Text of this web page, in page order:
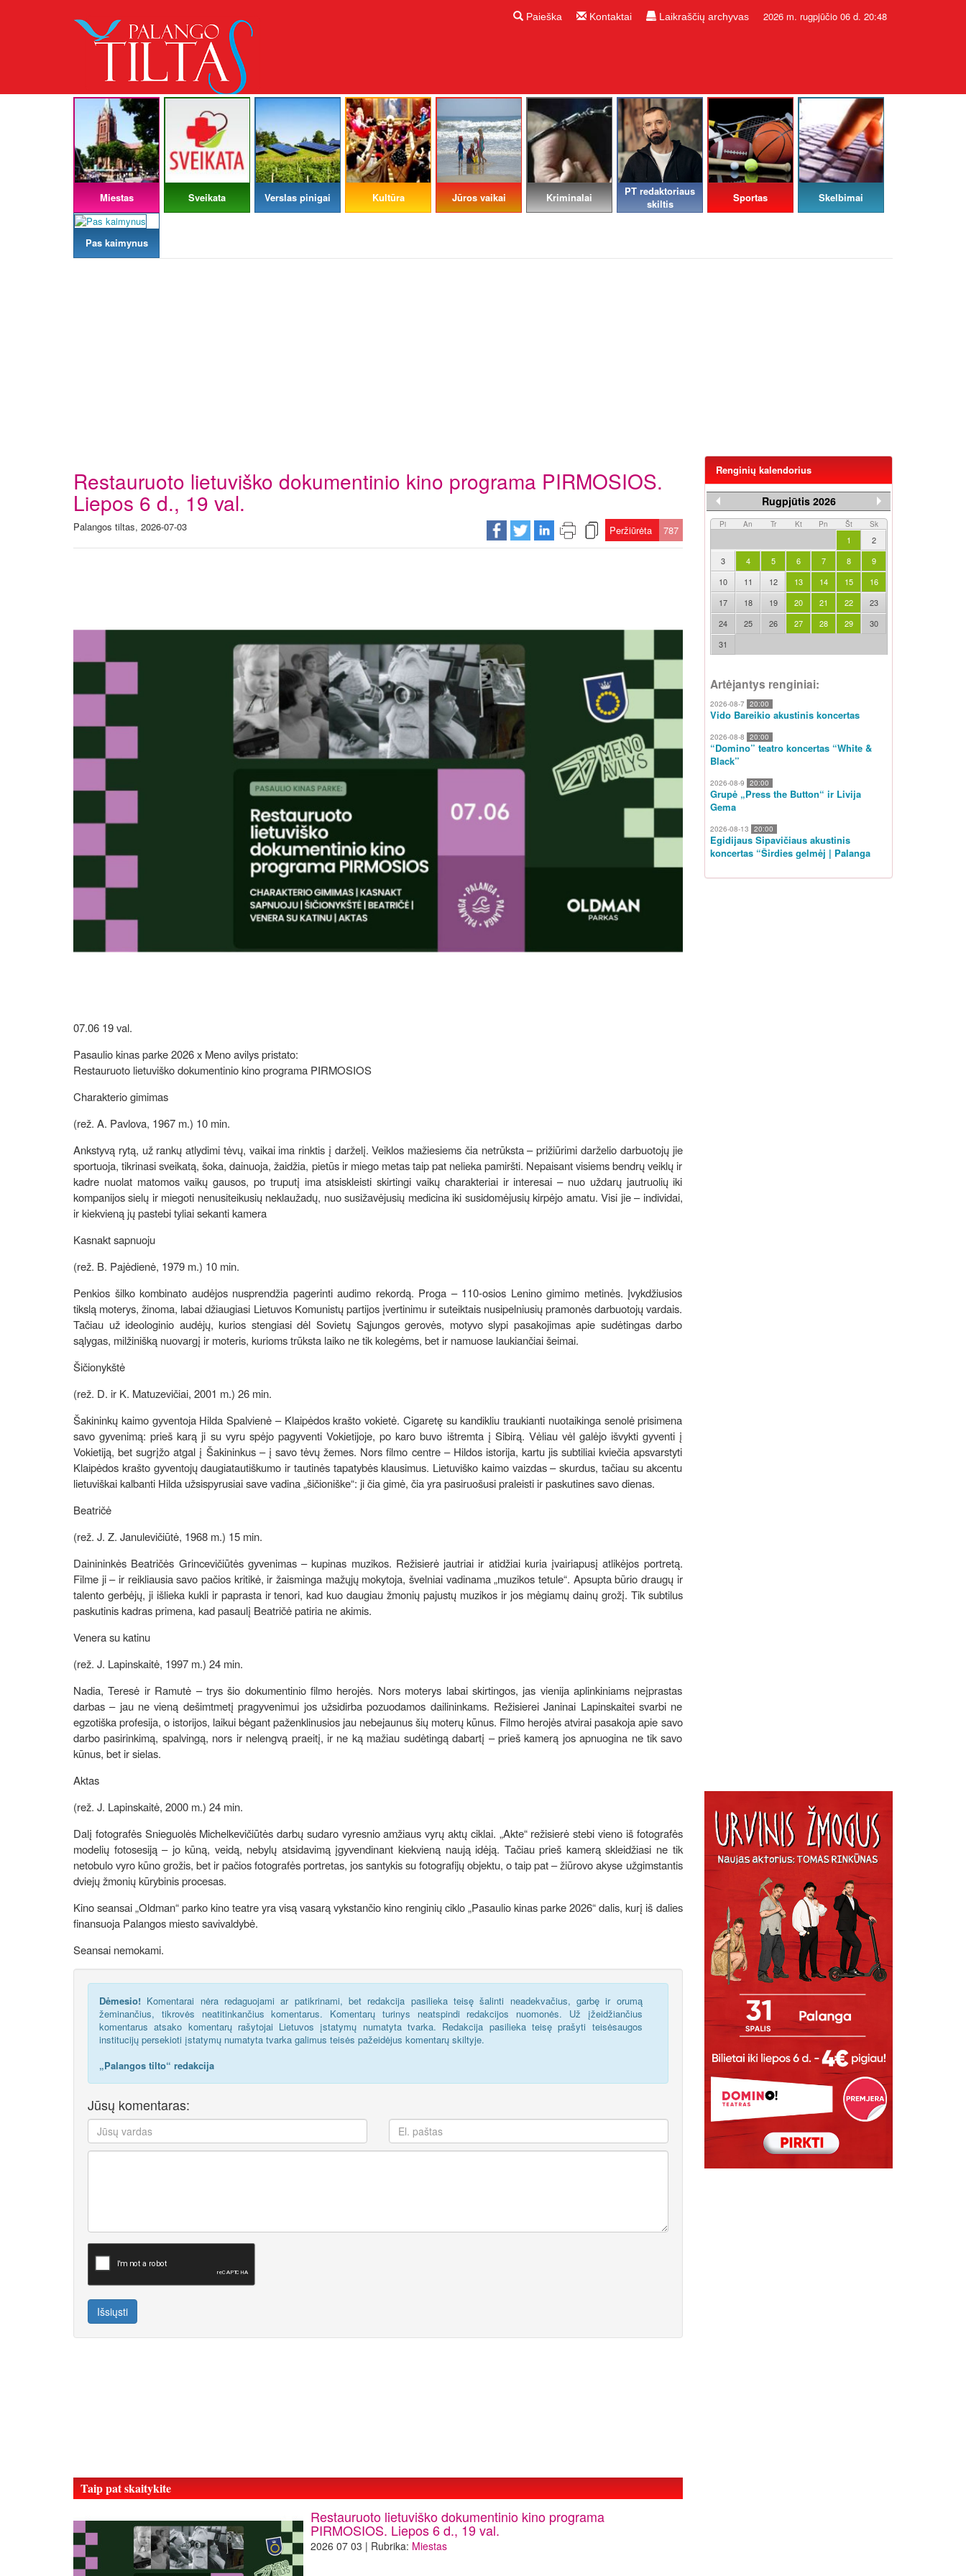
Paieška Kontaktai Laikraščių archyvas 2026 m. rugpjūčio 06 d. 20:48
Miestas Sveikata Verslas pinigai Kultūra Jūros vaikai Kriminalai
PT redaktoriaus
skiltis
Sportas Skelbimai
Pas kaimynus
Restauruoto lietuviško dokumentinio kino programa PIRMOSIOS.
Liepos 6 d., 19 val.
Palangos tiltas, 2026-07-03 Peržiūrėta 787
07.06 19 val.
Pasaulio kinas parke 2026 x Meno avilys pristato:
Restauruoto lietuviško dokumentinio kino programa PIRMOSIOS
Charakterio gimimas
(rež. A. Pavlova, 1967 m.) 10 min.
Ankstyvą rytą, už rankų atlydimi tėvų, vaikai ima rinktis į darželį. Veiklos mažiesiems čia netrūksta – prižiūrimi darželio darbuotojų jie
sportuoja, tikrinasi sveikatą, šoka, dainuoja, žaidžia, pietūs ir miego metas taip pat nelieka pamiršti. Nepaisant visiems bendrų veiklų ir
kadre nuolat matomos vaikų gausos, po truputį ima atsiskleisti skirtingi vaikų charakteriai ir interesai – nuo uždarų jautruolių iki
kompanijos sielų ir miegoti nenusiteikusių neklaužadų, nuo susižavėjusių medicina iki susidomėjusių kirpėjo amatu. Visi jie – individai,
ir kiekvieną jų pastebi tyliai sekanti kamera
Kasnakt sapnuoju
(rež. B. Pajėdienė, 1979 m.) 10 min.
Penkios šilko kombinato audėjos nusprendžia pagerinti audimo rekordą. Proga – 110-osios Lenino gimimo metinės. Įvykdžiusios
tikslą moterys, žinoma, labai džiaugiasi Lietuvos Komunistų partijos įvertinimu ir suteiktais nusipelniusių pramonės darbuotojų vardais.
Tačiau už ideologinio audėjų, kurios stengiasi dėl Sovietų Sąjungos gerovės, motyvo slypi pasakojimas apie sudėtingas darbo
sąlygas, milžinišką nuovargį ir moteris, kurioms trūksta laiko ne tik kolegėms, bet ir namuose laukiančiai šeimai.
Šičionykštė
(rež. D. ir K. Matuzevičiai, 2001 m.) 26 min.
Šakininkų kaimo gyventoja Hilda Spalvienė – Klaipėdos krašto vokietė. Cigaretę su kandikliu traukianti nuotaikinga senolė prisimena
savo gyvenimą: prieš karą ji su vyru spėjo pagyventi Vokietijoje, po karo buvo ištremta į Sibirą. Vėliau vėl galėjo išvykti gyventi į
Vokietiją, bet sugrįžo atgal į Šakininkus – į savo tėvų žemes. Nors filmo centre – Hildos istorija, kartu jis subtiliai kviečia apsvarstyti
Klaipėdos krašto gyventojų daugiatautiškumo ir tautinės tapatybės klausimus. Lietuviško kaimo vaizdas – skurdus, tačiau su akcentu
lietuviškai kalbanti Hilda užsispyrusiai save vadina „šičioniške“: ji čia gimė, čia yra pasiruošusi praleisti ir paskutines savo dienas.
Beatričė
(rež. J. Z. Janulevičiūtė, 1968 m.) 15 min.
Dainininkės Beatričės Grincevičiūtės gyvenimas – kupinas muzikos. Režisierė jautriai ir atidžiai kuria įvairiapusį atlikėjos portretą.
Filme ji – ir reikliausia savo pačios kritikė, ir žaisminga mažųjų mokytoja, švelniai vadinama „muzikos tetule“. Apsupta būrio draugų ir
talento gerbėjų, ji išlieka kukli ir paprasta ir tenori, kad kuo daugiau žmonių pajustų muzikos ir jos mėgiamų dainų grožį. Tik subtilus
paskutinis kadras primena, kad pasaulį Beatričė patiria ne akimis.
Venera su katinu
(rež. J. Lapinskaitė, 1997 m.) 24 min.
Nadia, Teresė ir Ramutė – trys šio dokumentinio filmo herojės. Nors moterys labai skirtingos, jas vienija aplinkiniams neįprastas
darbas – jau ne vieną dešimtmetį pragyvenimui jos užsidirba pozuodamos dailininkams. Režisierei Janinai Lapinskaitei svarbi ne
egzotiška profesija, o istorijos, laikui bėgant paženklinusios jau nebejaunus šių moterų kūnus. Filmo herojės atvirai pasakoja apie savo
darbo pasirinkimą, spalvingą, nors ir nelengvą praeitį, ir ne ką mažiau sudėtingą dabartį – prieš kamerą jos apnuogina ne tik savo
kūnus, bet ir sielas.
Aktas
(rež. J. Lapinskaitė, 2000 m.) 24 min.
Dalį fotografės Snieguolės Michelkevičiūtės darbų sudaro vyresnio amžiaus vyrų aktų ciklai. „Akte“ režisierė stebi vieno iš fotografės
modelių fotosesiją – jo kūną, veidą, nebylų atsidavimą įgyvendinant kiekvieną naują idėją. Tačiau prieš kamerą skleidžiasi ne tik
netobulo vyro kūno grožis, bet ir pačios fotografės portretas, jos santykis su fotografijų objektu, o taip pat – žiūrovo akyse užgimstantis
dviejų žmonių kūrybinis procesas.
Kino seansai „Oldman“ parko kino teatre yra visą vasarą vykstančio kino renginių ciklo „Pasaulio kinas parke 2026“ dalis, kurį iš dalies
finansuoja Palangos miesto savivaldybė.
Seansai nemokami.
Dėmesio! Komentarai nėra redaguojami ar patikrinami, bet redakcija pasilieka teisę šalinti neadekvačius, garbę ir orumą
žeminančius, tikrovės neatitinkančius komentarus. Komentarų turinys neatspindi redakcijos nuomonės. Už įžeidžiančius
komentarus atsako komentarų rašytojai Lietuvos įstatymų numatyta tvarka. Redakcija pasilieka teisę prašyti teisėsaugos
institucijų persekioti įstatymų numatyta tvarka galimus teisės pažeidėjus komentarų skiltyje.
„Palangos tilto“ redakcija
Jūsų komentaras:
Išsiųsti
Taip pat skaitykite
Restauruoto lietuviško dokumentinio kino programa
PIRMOSIOS. Liepos 6 d., 19 val.
2026 07 03 | Rubrika: Miestas
Renginių kalendorius
Rugpjūtis 2026
Pi An Tr Kt Pn Št Sk
1
2
3
4 5 6 7 8
9
10
11 12 13 14 15
16
17
18 19 20 21 22
23
24
25 26 27 28 29
30
31
Artėjantys renginiai:
2026-08-7 20:00
Vido Bareikio akustinis koncertas
2026-08-8 20:00
“Domino” teatro koncertas “White &
Black”
2026-08-9 20:00
Grupė „Press the Button“ ir Livija
Gema
2026-08-13 20:00
Egidijaus Sipavičiaus akustinis
koncertas “Širdies gelmėj | Palanga